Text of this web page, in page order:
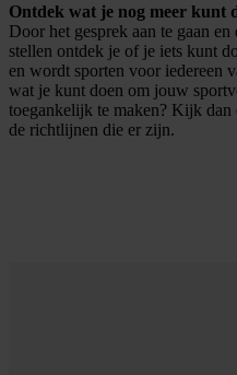
Ontdek wat je nog meer kunt
Door het gesprek aan te gaan
stellen ontdek je of je iets kunt
en wordt sporten voor iedereen
wat je kunt doen om jouw
toegankelijk te maken? Kijk dan
de richtlijnen die er zijn.